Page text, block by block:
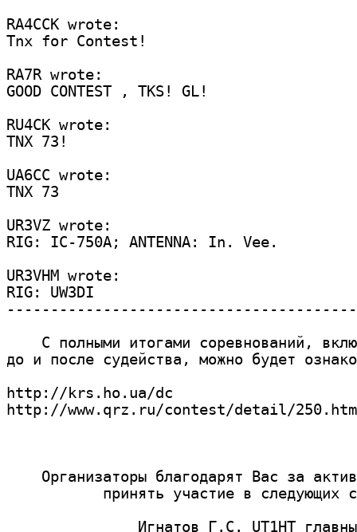
RA4CCK wrote:
Tnx for Contest!
RA7R wrote:
GOOD CONTEST , TKS! GL!
RU4CK wrote:
TNX 73!
UA6CC wrote:
TNX 73
UR3VZ wrote:
RIG: IC-750A; ANTENNA: In. Vee.
UR3VHM wrote:
RIG: UW3DI
С полными итогами соревнований,
до и после судейства, можно будет
http://krs.ho.ua/dc
http://www.qrz.ru/contest/detail/250.htm
Организаторы благодарят Вас за
принять участие в
Игнатов Г.С. UT1HT